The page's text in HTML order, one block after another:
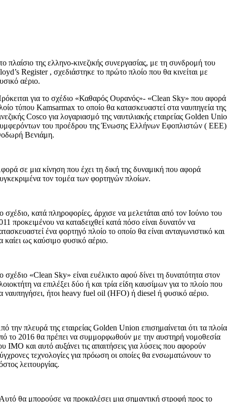
πλαίσιο της ελληνο-κινεζικής συνεργασίας, με τη συνδρομή του
Register , σχεδιάστηκε το πρώτο πλοίο που θα κινείται με
αέριο.
για το σχέδιο «Καθαρός Ουρανός»- «Clean Sky» που αφορά
τύπου Kamsarmax το οποίο θα κατασκευαστεί στα ναυπηγεία της
Cosco για λογαριασμό της ναυτιλιακής εταιρείας Golden
του προέδρου της Ένωσης Ελλήνων Εφοπλιστών (
Βενιάμη.
σε μια κίνηση που έχει τη δική της δυναμική που αφορά
τον τομέα των φορτηγών πλοίων.
σχέδιο, κατά πληροφορίες, άρχισε να μελετάται από τον Ιούνιο του
προκειμένου να καταδειχθεί κατά πόσο είναι δυνατόν να
ένα φορτηγό πλοίο το οποίο θα είναι ανταγωνιστικό και
καίει ως καύσιμο φυσικό αέριο.
σχέδιο «Clean Sky» είναι ευέλικτο αφού δίνει τη δυνατότητα στον
να επιλέξει δύο ή και τρία είδη καυσίμων για το πλοίο που
ναυπηγήσει, ήτοι heavy fuel oil (HFO) ή diesel ή φυσικό αέριο.
την πλευρά της εταιρείας Golden Union επισημαίνεται ότι τα πλοία
το 2016 θα πρέπει να συμμορφωθούν με την αυστηρή νομοθεσία
ΙΜΟ και αυτό αυξάνει τις απαιτήσεις για λύσεις που αφορούν
τεχνολογίες για πρόωση οι οποίες θα ενσωματώνουν το
λειτουργίας.
θα μπορούσε να προκαλέσει μια σημαντική στροφή προς το